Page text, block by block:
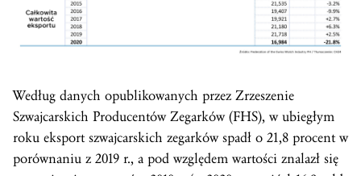
Według danych opublikowanych przez Zrzeszenie
Szwajcarskich Producentów Zegarków (FHS), w ubiegłym
roku eksport szwajcarskich zegarków spadł o 21,8 procent w
porównaniu z 2019 r., a pod względem wartości znalazł się